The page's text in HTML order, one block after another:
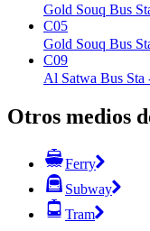
Gold Souq Bus
C05
Gold Souq Bus
C09
Al Satwa Bus
Otros medios
Ferry
Subway
Tram